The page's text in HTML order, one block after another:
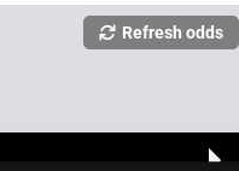
Refresh odds